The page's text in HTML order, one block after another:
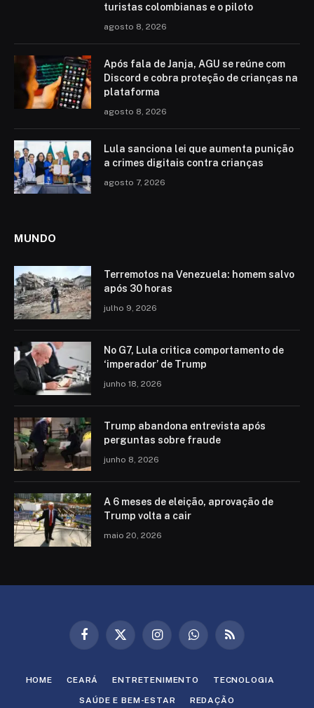
turistas colombianas e o piloto
agosto 8, 2026
Após fala de Janja, AGU se reúne com
Discord e cobra proteção de crianças na
plataforma
agosto 8, 2026
Lula sanciona lei que aumenta punição
a crimes digitais contra crianças
agosto 7, 2026
MUNDO
Terremotos na Venezuela: homem salvo
após 30 horas
julho 9, 2026
No G7, Lula critica comportamento de
‘imperador’ de Trump
junho 18, 2026
Trump abandona entrevista após
perguntas sobre fraude
junho 8, 2026
A 6 meses de eleição, aprovação de
Trump volta a cair
maio 20, 2026
Facebook
X
InstagramWhatsAppRSS
HOME CEARÁ ENTRETENIMENTO TECNOLOGIA
SAÚDE E BEM-ESTAR REDAÇÃO